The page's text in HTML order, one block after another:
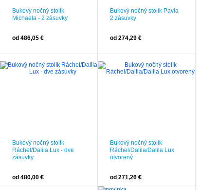
Bukový nočný stolík
Michaela - 2 zásuvky
od 486,05 €
Bukový nočný stolík Pavla -
2 zásuvky
od 274,29 €
Bukový nočný stolík
Ráchel/Dalila Lux - dve
zásuvky
od 480,00 €
Bukový nočný stolík
Ráchel/Dalila/Dalila Lux
otvorený
od 271,26 €